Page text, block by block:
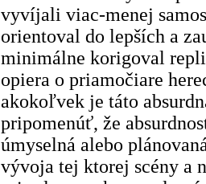
vyvíjali viac-menej
orientoval do lepších a
minimálne korigoval
opiera o priamočiare
akokoľvek je táto
pripomenúť, že
úmyselná alebo
vývoja tej ktorej scény a